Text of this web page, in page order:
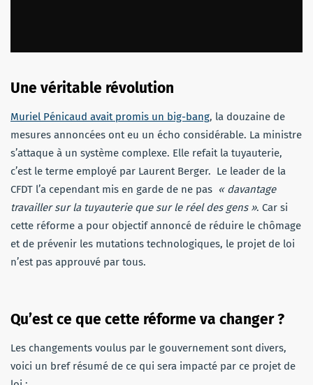
Une véritable révolution
Muriel Pénicaud avait promis un big-bang, la douzaine de
mesures annoncées ont eu un écho considérable. La ministre
s’attaque à un système complexe. Elle refait la tuyauterie,
c’est le terme employé par Laurent Berger. Le leader de la
CFDT l’a cependant mis en garde de ne pas « davantage
travailler sur la tuyauterie que sur le réel des gens ». Car si
cette réforme a pour objectif annoncé de réduire le chômage
et de prévenir les mutations technologiques, le projet de loi
n’est pas approuvé par tous.
Qu’est ce que cette réforme va changer ?
Les changements voulus par le gouvernement sont divers,
voici un bref résumé de ce qui sera impacté par ce projet de